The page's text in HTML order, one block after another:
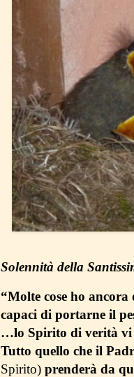
Solennità della
“Molte cose ho
capaci di portarne il
…lo Spirito di verità
Tutto quello che il
Spirito) prenderà da